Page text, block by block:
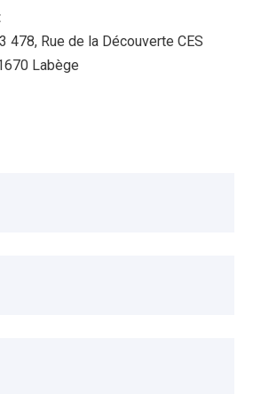
478, Rue de la Découverte CES
Labège